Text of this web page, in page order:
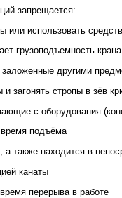
запрещается:
или использовать
грузоподъемность
другими
загонять стропы в зёв
с оборудования
время подъёма
также находится в
канаты
перерыва в работе